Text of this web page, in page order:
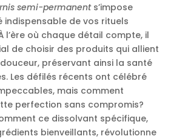
semi-permanents’impose
indispensable de vos rituels
l’ère où chaque détail compte, il
de choisir des produits qui allient
préservant ainsi la santé
Les défilés récents ont célébré
mais comment
perfection sans compromis?
ce dissolvant spécifique,
bienveillants, révolutionne